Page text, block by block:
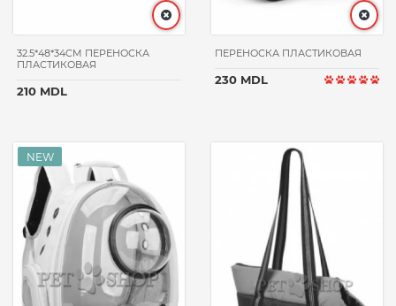
32.5*48*34CM ПЕРЕНОСКА
ПЛАСТИКОВАЯ
210 MDL
ПЕРЕНОСКА ПЛАСТИКОВАЯ
230 MDL